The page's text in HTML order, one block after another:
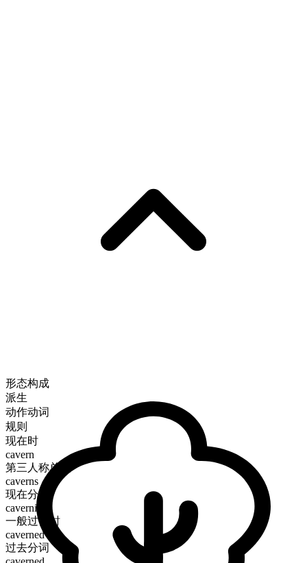
形态构成
派生
动作动词
规则
现在时
cavern
第三人称单数
caverns
现在分词
caverning
一般过去时
caverned
过去分词